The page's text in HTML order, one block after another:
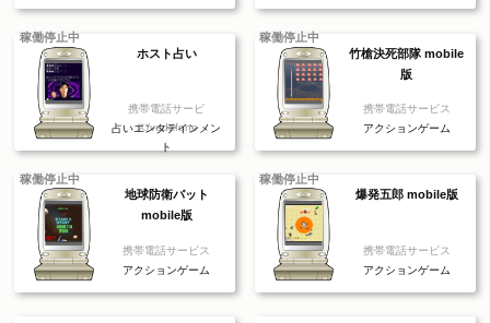
稼働停止中
ホスト占い
携帯電話サービ
ス/vodafone
占いエンタテインメン
ト
稼働停止中
竹槍決死部隊 mobile
版
携帯電話サービス
アクションゲーム
稼働停止中
地球防衛バット
mobile版
携帯電話サービス
アクションゲーム
稼働停止中
爆発五郎 mobile版
携帯電話サービス
アクションゲーム